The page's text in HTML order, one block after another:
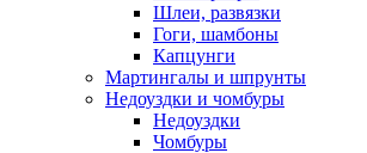
Шлеи, развязки
Гоги, шамбоны
Капцунги
Мартингалы и шпрунты
Недоуздки и чомбуры
Недоуздки
Чомбуры